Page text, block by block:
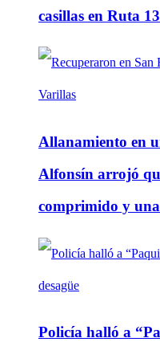
casillas en Ruta 13
Allanamiento en
Alfonsín arrojó
comprimido y
Policía halló a